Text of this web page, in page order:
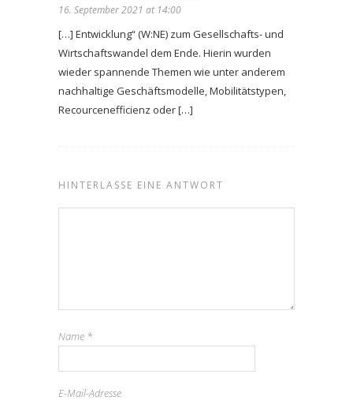
16. September 2021 at 14:00
[…] Entwicklung“ (W:NE) zum Gesellschafts- und
Wirtschaftswandel dem Ende. Hierin wurden
wieder spannende Themen wie unter anderem
nachhaltige Geschäftsmodelle, Mobilitätstypen,
Recourcenefficienz oder […]
HINTERLASSE EINE ANTWORT
Name *
E-Mail-Adresse